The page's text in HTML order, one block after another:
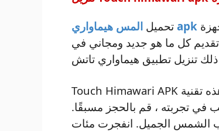
تحميل المس هيماواري apk
تقديم كل ما هو جديد ومجاني في
Touch Himawari APK تنزيل طريقة ممتعة للتعرف على بيئتنا وعجائب الطبيعة. هذه تقنية
في تجربته ، قم بالحجز مسبقًا.
الشمس الجميل. انفجرت مئات